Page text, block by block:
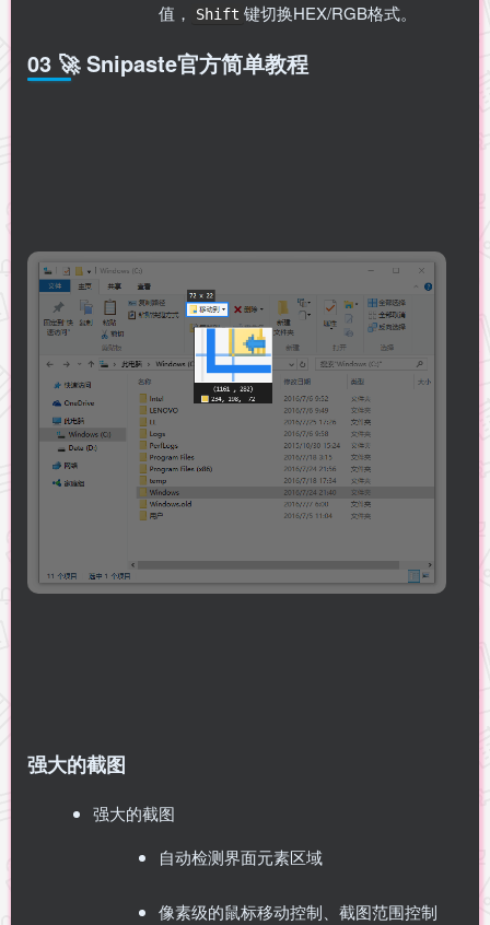
值，
Shift 键切换HEX/RGB格式。
03 🚀 Snipaste官方简单教程
强大的截图
强大的截图
自动检测界面元素区域
像素级的鼠标移动控制、截图范围控制